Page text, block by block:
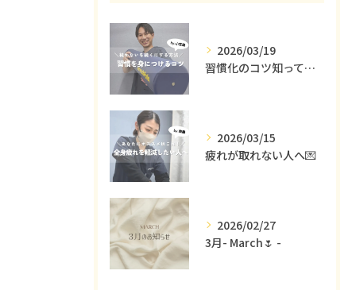
2026/03/19
習慣化のコツ知ってる😳？
2026/03/15
疲れが取れない人へ💌
2026/02/27
3月- March🌷 -